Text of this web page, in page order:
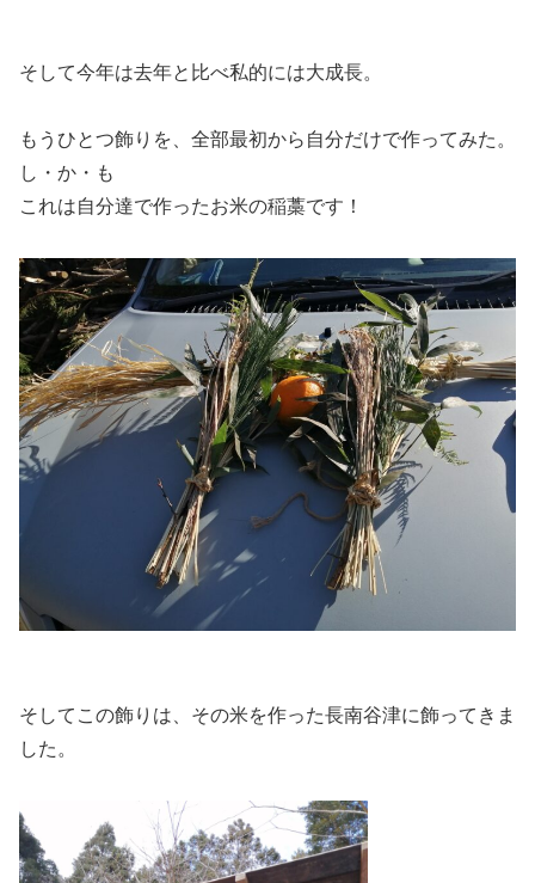
そして今年は去年と比べ私的には大成長。
もうひとつ飾りを、全部最初から自分だけで作ってみた。
し・か・も
これは自分達で作ったお米の稲藁です！
そしてこの飾りは、その米を作った長南谷津に飾ってきま
した。